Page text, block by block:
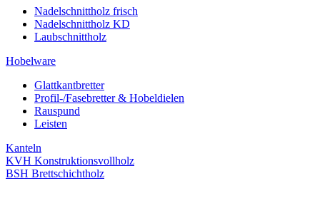
Nadelschnittholz frisch
Nadelschnittholz KD
Laubschnittholz
Hobelware
Glattkantbretter
Profil-/Fasebretter & Hobeldielen
Rauspund
Leisten
Kanteln
KVH Konstruktionsvollholz
BSH Brettschichtholz